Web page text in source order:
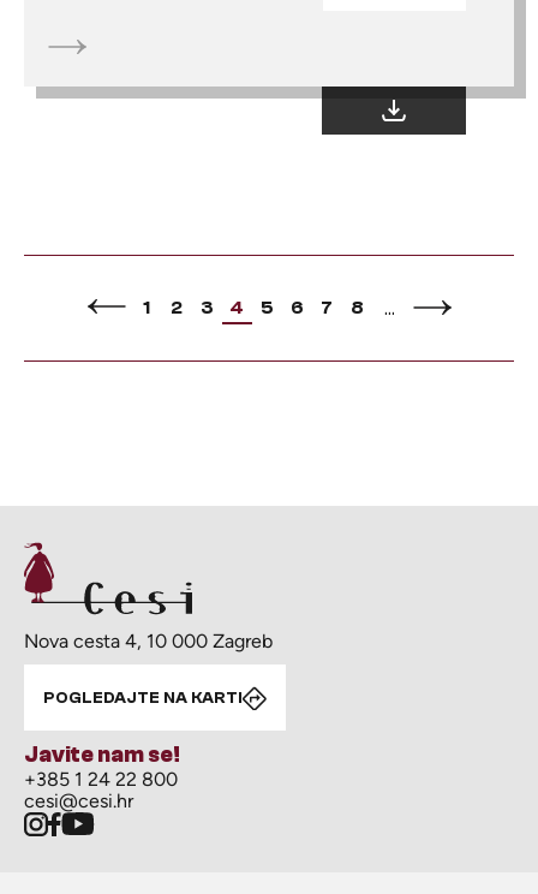
1 2 3 4 5 6 7 8 …
Nova cesta 4, 10 000 Zagreb
POGLEDAJTE NA KARTI
Javite nam se!
+385 1 24 22 800
cesi@cesi.hr